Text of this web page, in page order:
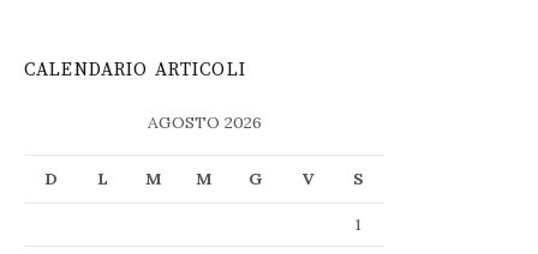
CALENDARIO ARTICOLI
AGOSTO 2026
D L M M G V S
1